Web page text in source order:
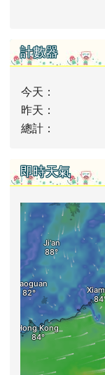
計數器
今天：
昨天：
總計：
即時天氣